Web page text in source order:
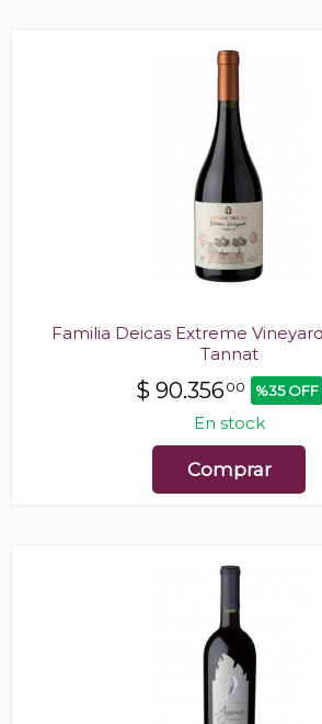
Familia Deicas Extreme
Tannat
$ 90.35600 %35 OFF
En stock
Comprar